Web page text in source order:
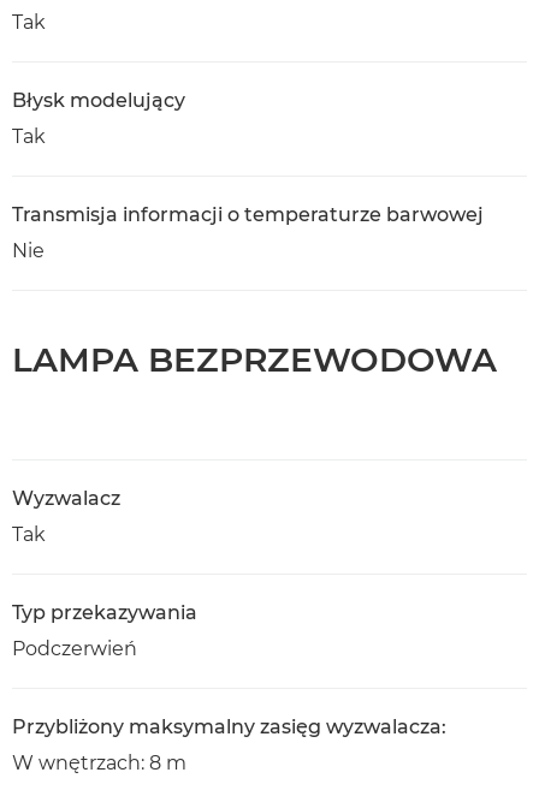
Tak
Błysk modelujący
Tak
Transmisja informacji o temperaturze barwowej
Nie
LAMPA BEZPRZEWODOWA
Wyzwalacz
Tak
Typ przekazywania
Podczerwień
Przybliżony maksymalny zasięg wyzwalacza:
W wnętrzach: 8 m